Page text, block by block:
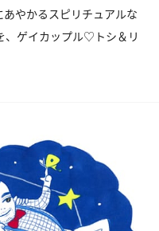
やかるスピリチュアルな
、ゲイカップル♡トシ＆リ